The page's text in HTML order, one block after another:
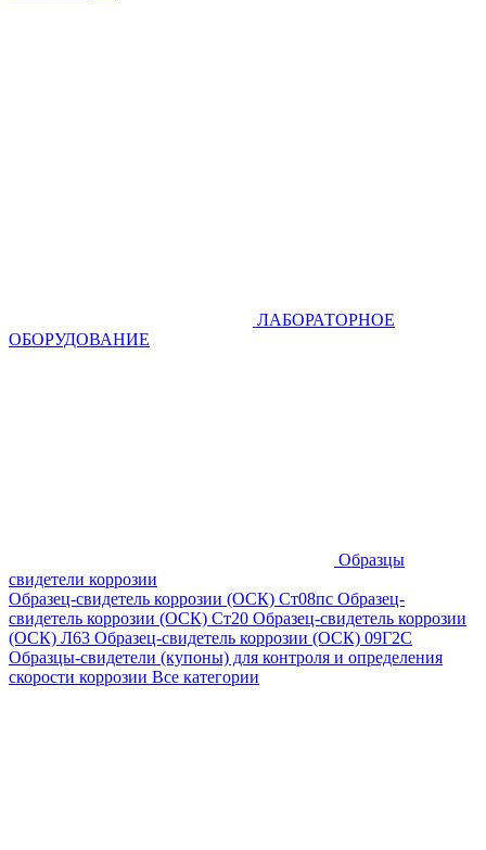
ЛАБОРАТОРНОЕ
ОБОРУДОВАНИЕ
Образцы
свидетели коррозии
Образец-свидетель коррозии (ОСК) Ст08пс Образец-
свидетель коррозии (ОСК) Ст20 Образец-свидетель коррозии
(ОСК) Л63 Образец-свидетель коррозии (ОСК) 09Г2С
Образцы-свидетели (купоны) для контроля и определения
скорости коррозии Все категории